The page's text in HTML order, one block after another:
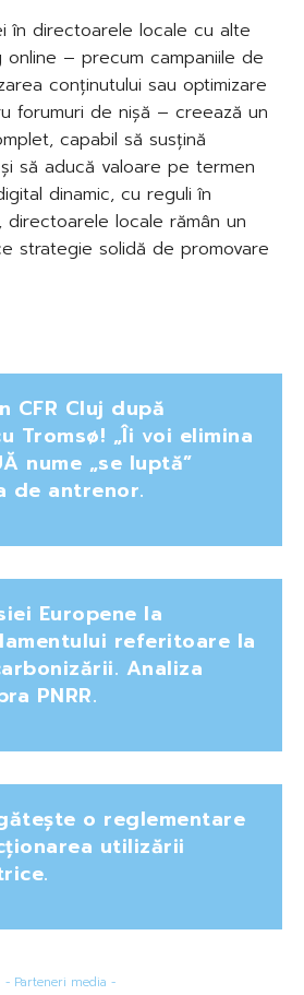
în directoarele locale cu alte
– precum campaniile de
conținutului sau optimizare
forumuri de nișă – creează un
capabil să susțină
să aducă valoare pe termen
dinamic, cu reguli în
directoarele locale rămân un
strategie solidă de promovare
CFR Cluj după
Tromsø! „Îi voi elimina
nume „se luptă”
de antrenor.
Europene la
referitoare la
Analiza
PNRR.
o reglementare
utilizării
- Parteneri media -